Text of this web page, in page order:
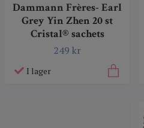
Dammann Frères- Earl
Grey Yin Zhen 20 st
Cristal® sachets
249 kr
I lager